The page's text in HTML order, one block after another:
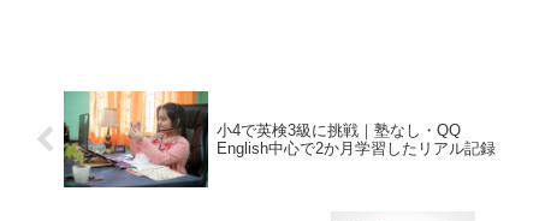
小4で英検3級に挑戦｜塾なし・QQ
English中心で2か月学習したリアル記録